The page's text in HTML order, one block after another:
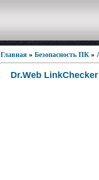
Главная » Безопасность ПК »
Dr.Web